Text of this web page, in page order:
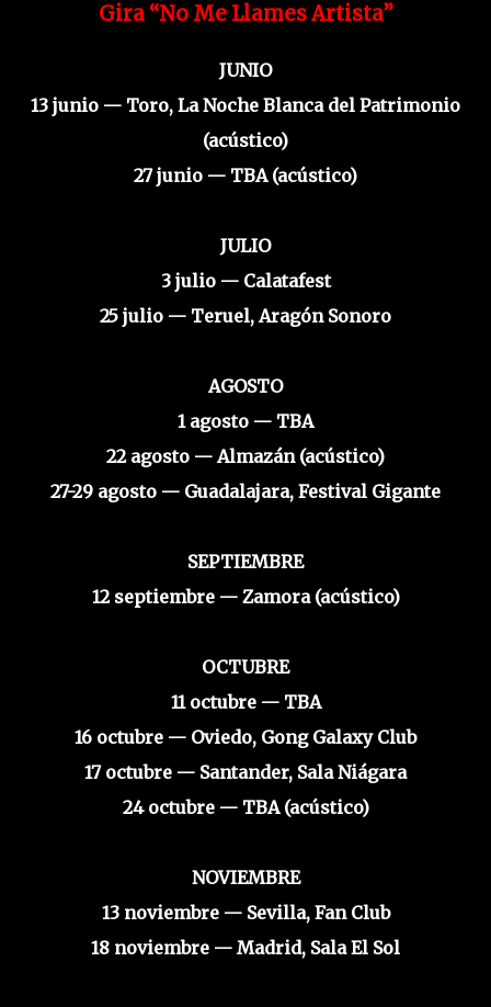
Gira “No Me Llames Artista”
JUNIO
13 junio — Toro, La Noche Blanca del Patrimonio
(acústico)
27 junio — TBA (acústico)
JULIO
3 julio — Calatafest
25 julio — Teruel, Aragón Sonoro
AGOSTO
1 agosto — TBA
22 agosto — Almazán (acústico)
27-29 agosto — Guadalajara, Festival Gigante
SEPTIEMBRE
12 septiembre — Zamora (acústico)
OCTUBRE
11 octubre — TBA
16 octubre — Oviedo, Gong Galaxy Club
17 octubre — Santander, Sala Niágara
24 octubre — TBA (acústico)
NOVIEMBRE
13 noviembre — Sevilla, Fan Club
18 noviembre — Madrid, Sala El Sol